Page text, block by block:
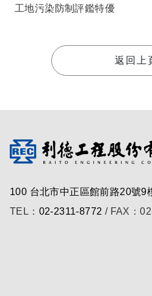
返回上
100 台北市中正區館前路20號9
TEL： 02-2311-8772 / FAX：